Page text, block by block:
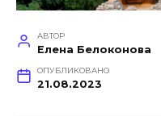
АВТОР
Елена Белоконова
ОПУБЛИКОВАНО
21.08.2023